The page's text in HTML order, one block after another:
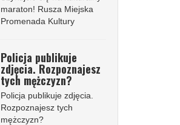
maraton! Rusza Miejska
Promenada Kultury
Policja publikuje
zdjęcia. Rozpoznajesz
tych mężczyzn?
Policja publikuje zdjęcia.
Rozpoznajesz tych
mężczyzn?